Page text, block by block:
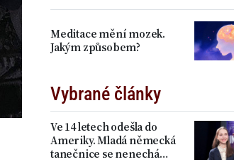
Meditace mění mozek.
Jakým způsobem?
Vybrané články
Ve 14 letech odešla do
Ameriky. Mladá německá
tanečnice se nenechá